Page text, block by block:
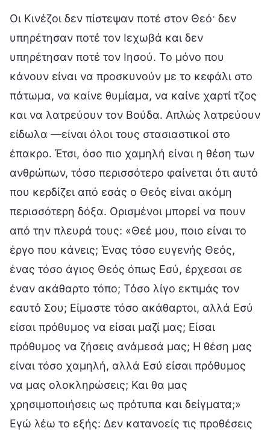
Οι Κινέζοι δεν πίστεψαν ποτέ στον Θεό· δεν
υπηρέτησαν ποτέ τον Ιεχωβά και δεν
υπηρέτησαν ποτέ τον Ιησού. Το μόνο που
κάνουν είναι να προσκυνούν με το κεφάλι στο
πάτωμα, να καίνε θυμίαμα, να καίνε χαρτί τζος
και να λατρεύουν τον Βούδα. Απλώς λατρεύουν
είδωλα —είναι όλοι τους στασιαστικοί στο
έπακρο. Έτσι, όσο πιο χαμηλή είναι η θέση των
ανθρώπων, τόσο περισσότερο φαίνεται ότι αυτό
που κερδίζει από εσάς ο Θεός είναι ακόμη
περισσότερη δόξα. Ορισμένοι μπορεί να πουν
από την πλευρά τους: «Θεέ μου, ποιο είναι το
έργο που κάνεις; Ένας τόσο ευγενής Θεός,
ένας τόσο άγιος Θεός όπως Εσύ, έρχεσαι σε
έναν ακάθαρτο τόπο; Τόσο λίγο εκτιμάς τον
εαυτό Σου; Είμαστε τόσο ακάθαρτοι, αλλά Εσύ
είσαι πρόθυμος να είσαι μαζί μας; Είσαι
πρόθυμος να ζήσεις ανάμεσά μας; Η θέση μας
είναι τόσο χαμηλή, αλλά Εσύ είσαι πρόθυμος
να μας ολοκληρώσεις; Και θα μας
χρησιμοποιήσεις ως πρότυπα και δείγματα;»
Εγώ λέω το εξής: Δεν κατανοείς τις προθέσεις